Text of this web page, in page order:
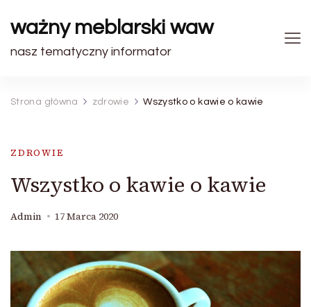
ważny meblarski waw
nasz tematyczny informator
Strona główna zdrowie Wszystko o kawie o kawie
ZDROWIE
Wszystko o kawie o kawie
Admin 17 Marca 2020